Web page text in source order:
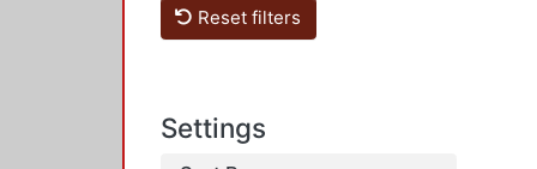
Reset filters
Settings